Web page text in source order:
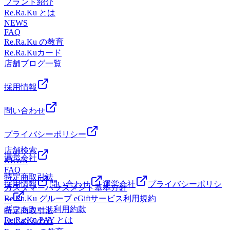
蔵境1F
ります!Re.Ra.Ku(リラク) 武蔵境店&lt;営業時間&gt;平日:11時
00分～21時00分(最終受付:20時20分)土日祝:10時30分～21時
00分(最終受付:20時20分)&lt;住所&gt;武蔵野市境1-3-4 エーブ
ル武蔵境1F
*.。・ご予約やお問い合わせはお電話で、お気軽にどうぞ♪
スタッフ一同心よりお待ちしております!・*.。・*.。・
*.。・*.。・*.。・。。・*.。・*.。・*.。・*.。・マッサー
ジのように気持ち良い「肩甲骨ストレッチ&amp;骨盤ストレ
ッチ」を取り入れた「リラク系ボディケア」でみなさんの疲
れを撃退していきます☆中央線武蔵境駅北口徒歩3分 すきっ
蔵境店&lt;営業時間&gt;平日:11時00分～21時00分(最終受
付:20時20分)土日祝:10時30分～21時00分(最終受付:20時20
分)&lt;住所&gt;武蔵野市境1-3-4 エーブル武蔵境1F
ました。頭の上で刺激的な泡を感じながら、一足先に花火気
分を先取りしちゃいましょう!詳しくはスタッフまで!また、
只今、オーブ認証時に330円で爽快ヘッドスパ10分が体験で
きちゃいます!こちらも詳しくはスタッフまで!今日も元気に
営業中!皆様のご来店を心よりお待ちしております。・
*.。・*.。・*.。・*.。・*.。・。。・*.。・*.。・*.。・
*.。・ご予約やお問い合わせはお電話で、お気軽にどうぞ♪
スタッフ一同心よりお待ちしております!・*.。・*.。・
*.。・*.。・*.。・。。・*.。・*.。・*.。・*.。・マッサー
ジのように気持ち良い「肩甲骨ストレッチ&amp;骨盤ストレ
ッチ」を取り入れた「リラク系ボディケア」でみなさんの疲
ぷ通り商店街の郵便局の隣にあります!Re.Ra.Ku(リラク) 武
蔵境店&lt;営業時間&gt;平日:11時00分～21時00分(最終受
付:20時20分)土日祝:10時30分～21時00分(最終受付:20時20
分)&lt;住所&gt;武蔵野市境1-3-4 エーブル武蔵境1F
Re.Ra.Ku とは
NEWS
FAQ
Re.Ra.Ku の教育
Re.Ra.Kuカード
店舗ブログ一覧
採用情報
問い合わせ
プライバシーポリシー
運営会社
特定商取引法
カスタマーハラスメント基本方針
Re.Ra.Ku グループ eGiftサービス利用規約
ギフトカード利用約款
Re.Ra.Ku PAY とは
店舗検索
NEWS
FAQ
採用情報
問い合わせ 運営会社
プライバシーポリシ
ー
特定商取引法
はじめての方